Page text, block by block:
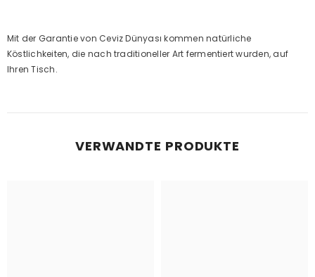
Mit der Garantie von Ceviz Dünyası kommen natürliche
Köstlichkeiten, die nach traditioneller Art fermentiert wurden, auf
Ihren Tisch.
VERWANDTE PRODUKTE